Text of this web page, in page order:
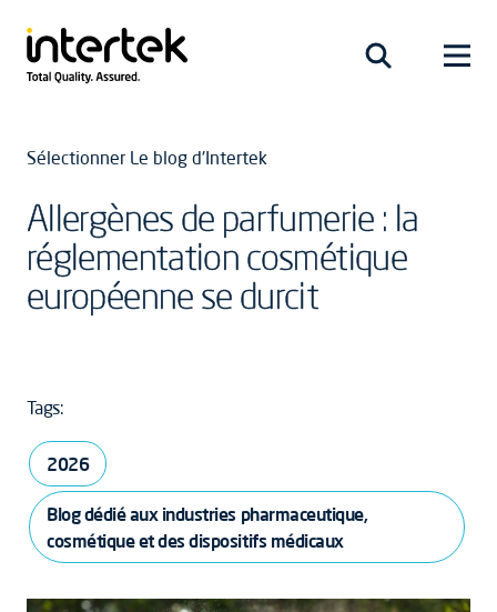
Sélectionner Le blog d'Intertek
Allergènes de parfumerie : la
réglementation cosmétique
européenne se durcit
Tags:
2026
Blog dédié aux industries pharmaceutique,
cosmétique et des dispositifs médicaux